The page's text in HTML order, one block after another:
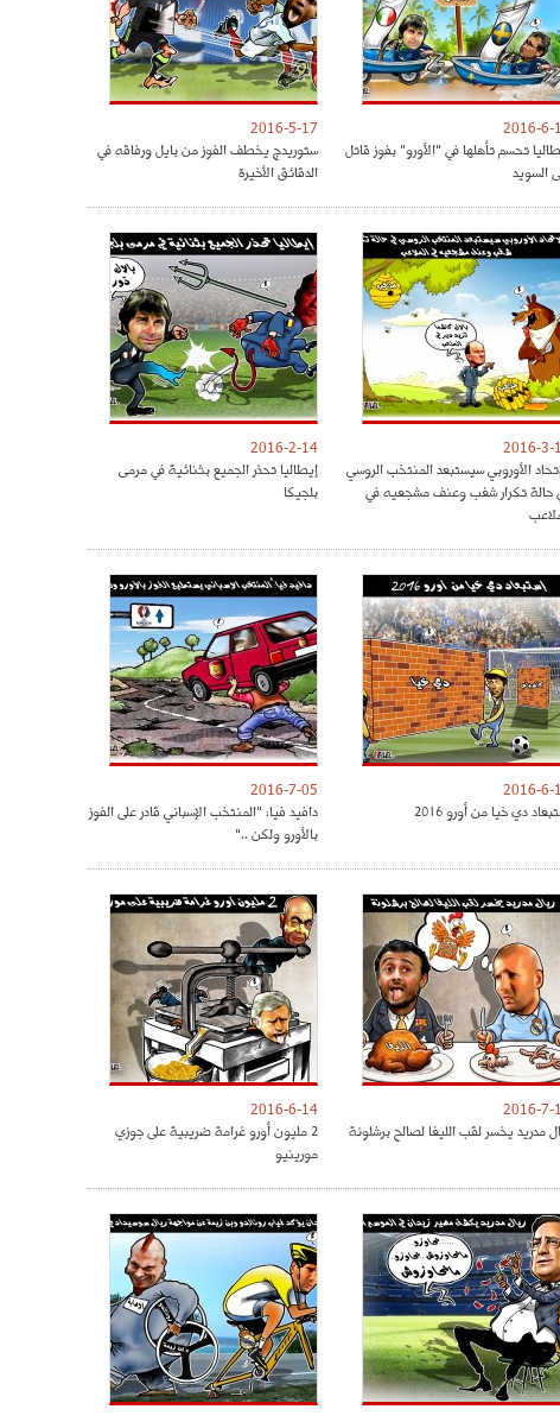
2016-6-
تحسم تأهلها في "الأورو" بفوز قاتل
السويد
2016-5-17
ستوريدج يخطف الفوز من بايل ورفاقه في
الدقائق الأخيرة
2016-3-
الأوروبي سيستبعد المنتخب الروسي
حالة تكرار شغب وعنف مشجعيه في
2016-2-14
إيطاليا تحذر الجميع بثنائية في مرمى
بلجيكا
2016-6-
دي خيا من أورو 2016
2016-7-05
دافيد فيا: "المنتخب الإسباني قادر على الفوز
بالأورو ولكن .."
2016-7-
مدريد يخسر لقب الليغا لصالح برشلونة
2016-6-14
2 مليون أورو غرامة ضريبية على جوزي
مورينيو